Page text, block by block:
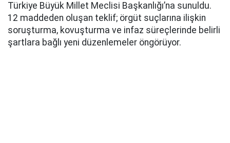
Türkiye Büyük Millet Meclisi Başkanlığı’na sunuldu.
12 maddeden oluşan teklif; örgüt suçlarına ilişkin
soruşturma, kovuşturma ve infaz süreçlerinde belirli
şartlara bağlı yeni düzenlemeler öngörüyor.